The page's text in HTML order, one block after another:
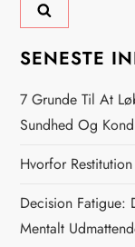
g
s
n
a
v
SENESTE
7 Grunde Til At
Sundhed Og
Hvorfor
Decision Fatigue:
Mentalt